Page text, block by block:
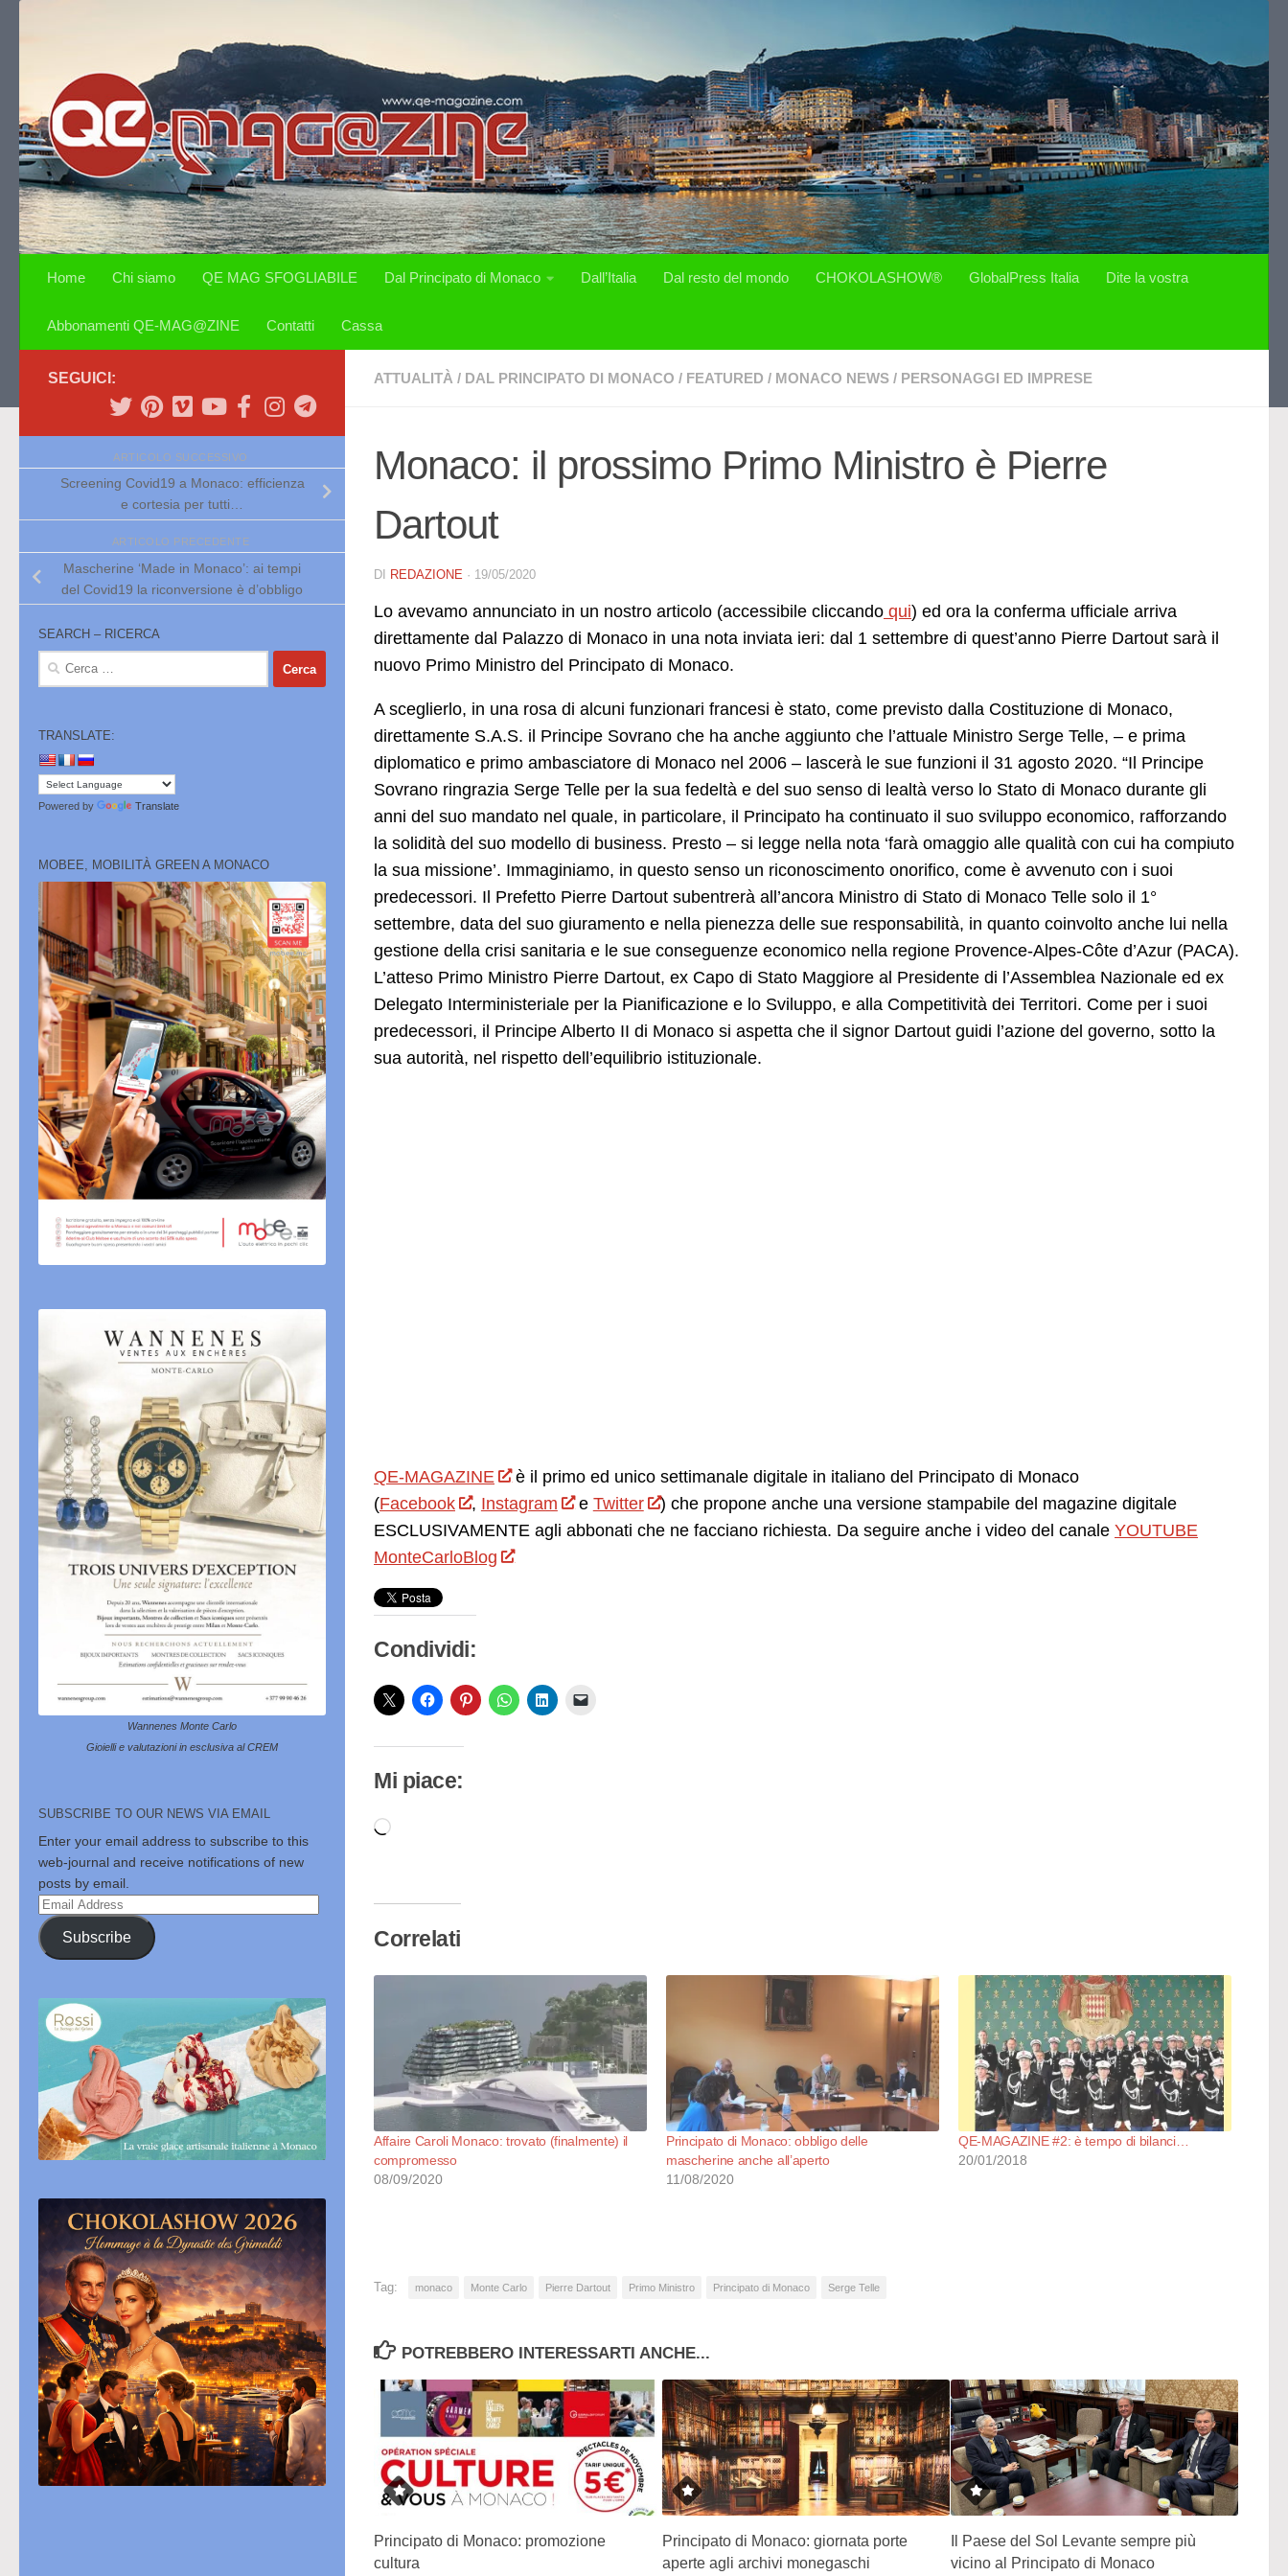
Home Chi siamo QE MAG SFOGLIABILE Dal Principato di Monaco Dall’Italia Dal resto del mondo CHOKOLASHOW® GlobalPress Italia Dite la vostra
Abbonamenti QE-MAG@ZINE Contatti Cassa
ATTUALITÀ / DAL PRINCIPATO DI MONACO / FEATURED / MONACO NEWS / PERSONAGGI ED IMPRESE
Monaco: il prossimo Primo Ministro è Pierre
Dartout
DI REDAZIONE · 19/05/2020
Lo avevamo annunciato in un nostro articolo (accessibile cliccando qui) ed ora la conferma ufficiale arriva
direttamente dal Palazzo di Monaco in una nota inviata ieri: dal 1 settembre di quest’anno Pierre Dartout sarà il
nuovo Primo Ministro del Principato di Monaco.
A sceglierlo, in una rosa di alcuni funzionari francesi è stato, come previsto dalla Costituzione di Monaco,
direttamente S.A.S. il Principe Sovrano che ha anche aggiunto che l’attuale Ministro Serge Telle, – e prima
diplomatico e primo ambasciatore di Monaco nel 2006 – lascerà le sue funzioni il 31 agosto 2020. “Il Principe
Sovrano ringrazia Serge Telle per la sua fedeltà e del suo senso di lealtà verso lo Stato di Monaco durante gli
anni del suo mandato nel quale, in particolare, il Principato ha continuato il suo sviluppo economico, rafforzando
la solidità del suo modello di business. Presto – si legge nella nota ‘farà omaggio alle qualità con cui ha compiuto
la sua missione’. Immaginiamo, in questo senso un riconoscimento onorifico, come è avvenuto con i suoi
predecessori. Il Prefetto Pierre Dartout subentrerà all’ancora Ministro di Stato di Monaco Telle solo il 1°
settembre, data del suo giuramento e nella pienezza delle sue responsabilità, in quanto coinvolto anche lui nella
gestione della crisi sanitaria e le sue conseguenze economico nella regione Provence-Alpes-Côte d’Azur (PACA).
L’atteso Primo Ministro Pierre Dartout, ex Capo di Stato Maggiore al Presidente di l’Assemblea Nazionale ed ex
Delegato Interministeriale per la Pianificazione e lo Sviluppo, e alla Competitività dei Territori. Come per i suoi
predecessori, il Principe Alberto II di Monaco si aspetta che il signor Dartout guidi l’azione del governo, sotto la
sua autorità, nel rispetto dell’equilibrio istituzionale.
QE-MAGAZINE
è il primo ed unico settimanale digitale in italiano del Principato di Monaco
(Facebook , Instagram e Twitter
) che propone anche una versione stampabile del magazine digitale
ESCLUSIVAMENTE agli abbonati che ne facciano richiesta. Da seguire anche i video del canale YOUTUBE
MonteCarloBlog
Condividi:
Mi piace:
Caricamento
Correlati
Affaire Caroli Monaco: trovato (finalmente) il
compromesso
08/09/2020
Principato di Monaco: obbligo delle
mascherine anche all’aperto
11/08/2020
QE-MAGAZINE #2: è tempo di bilanci…
20/01/2018
Tag: monaco Monte Carlo Pierre Dartout Primo Ministro Principato di Monaco Serge Telle
POTREBBERO INTERESSARTI ANCHE...
Principato di Monaco: promozione
cultura
Principato di Monaco: giornata porte
aperte agli archivi monegaschi
Il Paese del Sol Levante sempre più
vicino al Principato di Monaco
SEGUICI:
ARTICOLO SUCCESSIVO
Screening Covid19 a Monaco: efficienza
e cortesia per tutti…
ARTICOLO PRECEDENTE
Mascherine ‘Made in Monaco’: ai tempi
del Covid19 la riconversione è d’obbligo
SEARCH – RICERCA
Ricerca
TRANSLATE:
Powered by Translate
MOBEE, MOBILITÀ GREEN A MONACO
Wannenes Monte Carlo
Gioielli e valutazioni in esclusiva al CREM
SUBSCRIBE TO OUR NEWS VIA EMAIL
Enter your email address to subscribe to this
web-journal and receive notifications of new
posts by email.
Email
Address
Subscribe